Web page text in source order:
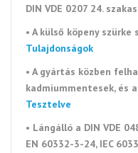
DIN VDE 0207 24.
• A külső köpeny szürke
Tulajdonságok
• A gyártás közben
kadmiummentesek, és
Tesztelve
• Lángálló a DIN VDE
EN 60332-3-24, IEC